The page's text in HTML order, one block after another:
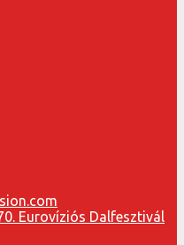
Eurovíziós Dalfesztivál